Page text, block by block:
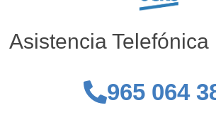
Asistencia Telefónica
965 064